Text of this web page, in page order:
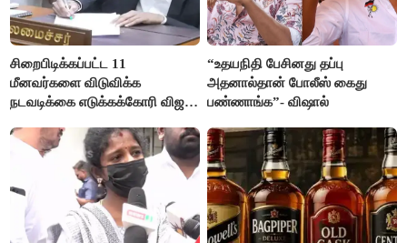
சிறைபிடிக்கப்பட்ட 11
மீனவர்களை விடுவிக்க
நடவடிக்கை எடுக்கக்கோரி விஜய்
“உதயநிதி பேசினது தப்பு
அதனால்தான் போலீஸ் கைது
பண்ணாங்க”- விஷால்